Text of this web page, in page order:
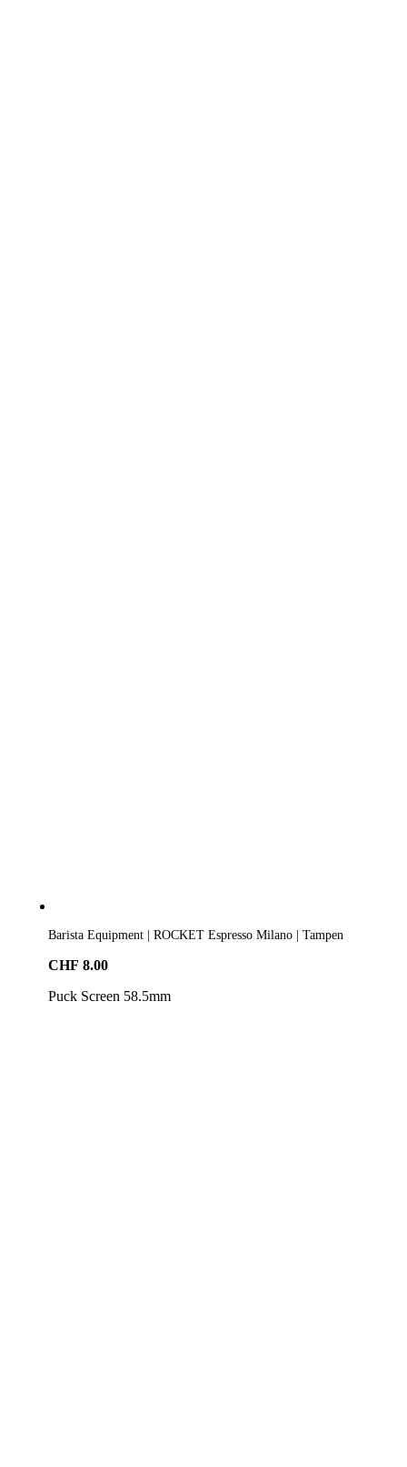
Barista Equipment | ROCKET Espresso Milano | Tampen
CHF 8.00
Puck Screen 58.5mm